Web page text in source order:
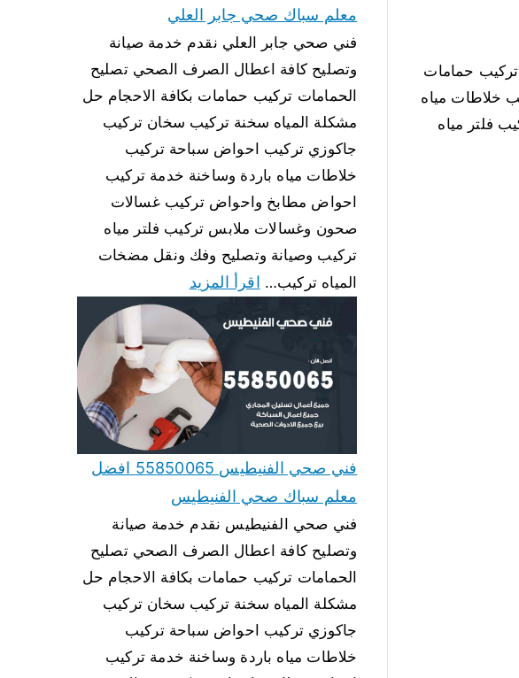
حمامات
خلاطات مياه
فلتر مياه
معلم سباك صحي جابر العلي
فني صحي جابر العلي نقدم خدمة صيانة
وتصليح كافة اعطال الصرف الصحي تصليح
الحمامات تركيب حمامات بكافة الاحجام حل
مشكلة المياه سخنة تركيب سخان تركيب
جاكوزي تركيب احواض سباحة تركيب
خلاطات مياه باردة وساخنة خدمة تركيب
احواض مطابخ واحواض تركيب غسالات
صحون وغسالات ملابس تركيب فلتر مياه
تركيب وصيانة وتصليح وفك ونقل مضخات
المياه تركيب… اقرأ المزيد
فني صحي الفنيطيس 55850065 افضل
معلم سباك صحي الفنيطيس
فني صحي الفنيطيس نقدم خدمة صيانة
وتصليح كافة اعطال الصرف الصحي تصليح
الحمامات تركيب حمامات بكافة الاحجام حل
مشكلة المياه سخنة تركيب سخان تركيب
جاكوزي تركيب احواض سباحة تركيب
خلاطات مياه باردة وساخنة خدمة تركيب